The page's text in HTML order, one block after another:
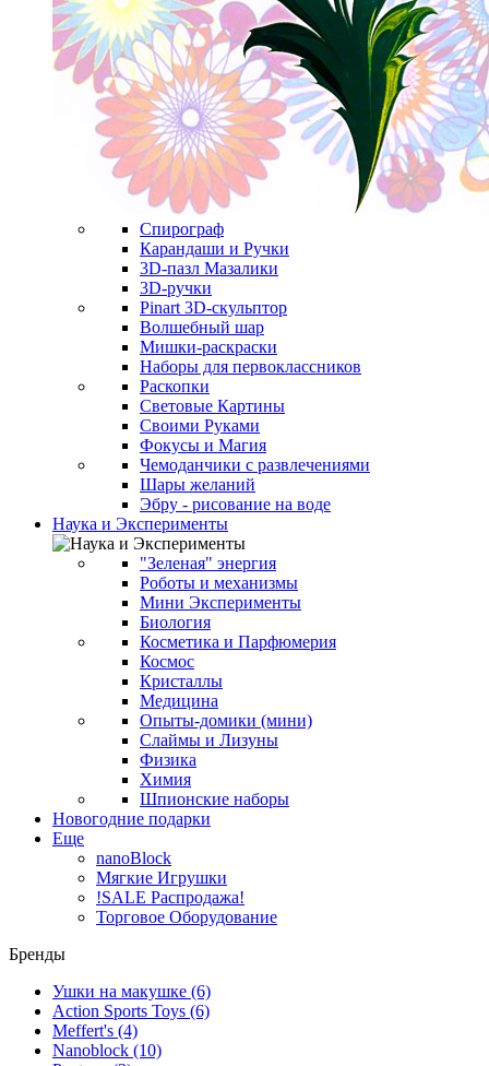
Спирограф
Карандаши и Ручки
3D-пазл Мазалики
3D-ручки
Pinart 3D-скульптор
Волшебный шар
Мишки-раскраски
Наборы для первоклассников
Раскопки
Световые Картины
Своими Руками
Фокусы и Магия
Чемоданчики с развлечениями
Шары желаний
Эбру - рисование на воде
Наука и Эксперименты
"Зеленая" энергия
Роботы и механизмы
Мини Эксперименты
Биология
Косметика и Парфюмерия
Космос
Кристаллы
Медицина
Опыты-домики (мини)
Слаймы и Лизуны
Физика
Химия
Шпионские наборы
Новогодние подарки
Еще
nanoBlock
Мягкие Игрушки
!SALE Распродажа!
Торговое Оборудование
Бренды
Ушки на макушке (6)
Action Sports Toys (6)
Meffert's (4)
Nanoblock (10)